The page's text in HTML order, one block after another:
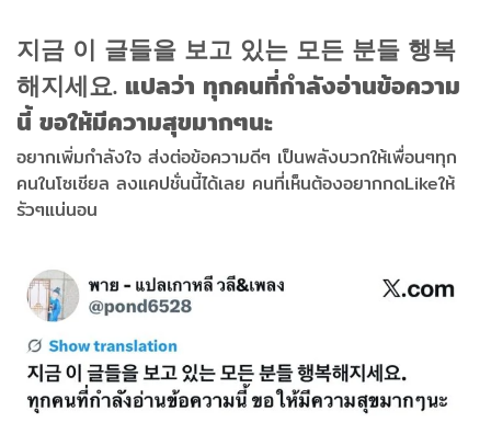
지금 이 글들을 보고 있는 모든 분들 행복
해지세요. แปลว่า ทุกคนที่กำลังอ่านข้อความ
นี้ ขอให้มีความสุขมากๆนะ
อยากเพิ่มกำลังใจ ส่งต่อข้อความดีๆ เป็นพลังบวกให้เพื่อนๆทุก
คนในโซเชียล ลงแคปชั่นนี้ได้เลย คนที่เห็นต้องอยากกดLikeให้
รัวๆแน่นอน